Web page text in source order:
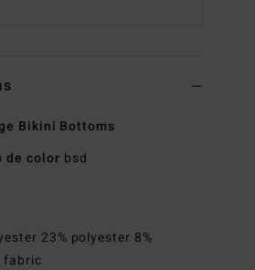
Bikini Bottoms
de color bsd
23% polyester 8%
fabric